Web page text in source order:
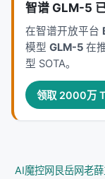
更具体的数据
没有任何一个
不到。也就是
裂了。三分之
边上犹豫。
这就是临床现
题，而是本来
---
智谱 GLM-5
在智谱开放平台
模型 GLM-5 在
型 SOTA。
领取 2000万
AI魔控网 艮岳网老